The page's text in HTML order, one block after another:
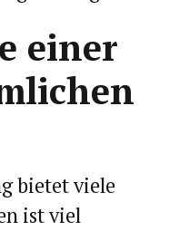
einer
bietet viele
ist viel